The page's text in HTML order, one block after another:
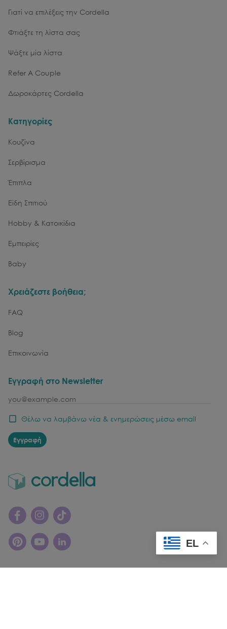
Γιατί να επιλέξεις την Cordella
Φτιάξτε τη λίστα σας
Ψάξτε μία λίστα
Refer A Couple
Δωροκάρτες Cordella
Κατηγορίες
Κουζίνα
Σερβίρισμα
Έπιπλα
Είδη Σπιτιού
Hobby & Κατοικίδια
Εμπειρίες
Baby
Χρειάζεστε βοήθεια;
FAQ
Blog
Επικοινωνία
Εγγραφή στο Newsletter
email
Θέλω να λαμβάνω νέα & ενημερώσεις μέσω email
Εγγραφή
EL